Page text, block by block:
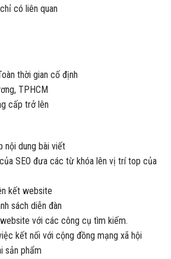
có liên quan
thời gian cố định
TPHCM
cấp trở lên
nội dung bài viết
SEO đưa các từ khóa lên vị trí top của
kết website
sách diễn đàn
với các công cụ tìm kiếm.
kết nối với cộng đồng mạng xã hội
sản phẩm